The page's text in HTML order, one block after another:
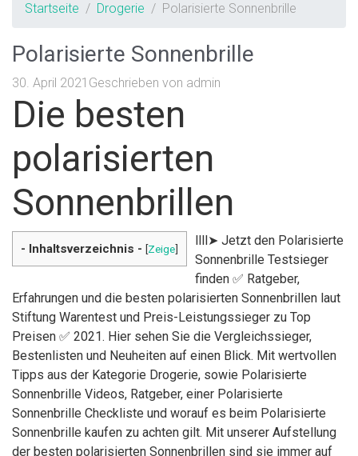
Startseite Drogerie Polarisierte Sonnenbrille
Polarisierte Sonnenbrille
30. April 2021 Geschrieben von admin
Die besten
polarisierten
Sonnenbrillen
- Inhaltsverzeichnis - [Zeige]
llll➤ Jetzt den Polarisierte
Sonnenbrille Testsieger
finden ✅ Ratgeber,
Erfahrungen und die besten polarisierten Sonnenbrillen laut
Stiftung Warentest und Preis-Leistungssieger zu Top
Preisen ✅ 2021. Hier sehen Sie die Vergleichssieger,
Bestenlisten und Neuheiten auf einen Blick. Mit wertvollen
Tipps aus der Kategorie Drogerie, sowie Polarisierte
Sonnenbrille Videos, Ratgeber, einer Polarisierte
Sonnenbrille Checkliste und worauf es beim Polarisierte
Sonnenbrille kaufen zu achten gilt. Mit unserer Aufstellung
der besten polarisierten Sonnenbrillen sind sie immer auf